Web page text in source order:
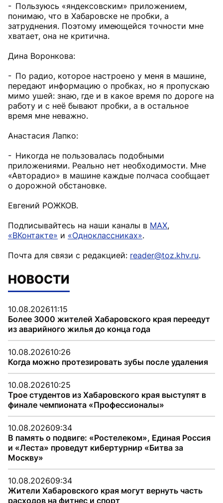
- Пользуюсь «яндексовским» приложением,
понимаю, что в Хабаровске не пробки, а
затруднения. Поэтому имеющейся точности мне
хватает, она не критична.
Дина Воронкова:
- По радио, которое настроено у меня в машине,
передают информацию о пробках, но я пропускаю
мимо ушей: знаю, где и в какое время по дороге на
работу и с неё бывают пробки, а в остальное
время мне неважно.
Анастасия Лапко:
- Никогда не пользовалась подобными
приложениями. Реально нет необходимости. Мне
«Авторадио» в машине каждые полчаса сообщает
о дорожной обстановке.
Евгений РОЖКОВ.
Подписывайтесь на наши каналы в MAX,
«ВКонтакте» и «Одноклассниках».
Почта для связи с редакцией: reader@toz.khv.ru.
НОВОСТИ
10.08.202611:15
Более 3000 жителей Хабаровского края переедут
из аварийного жилья до конца года
10.08.202610:26
Когда можно протезировать зубы после удаления
10.08.202610:25
Трое студентов из Хабаровского края выступят в
финале чемпионата «Профессионалы»
10.08.202609:34
В память о подвиге: «Ростелеком», Единая Россия
и «Леста» проведут кибертурнир «Битва за
Москву»
10.08.202609:34
Жители Хабаровского края могут вернуть часть
расходов на фитнес и спорт